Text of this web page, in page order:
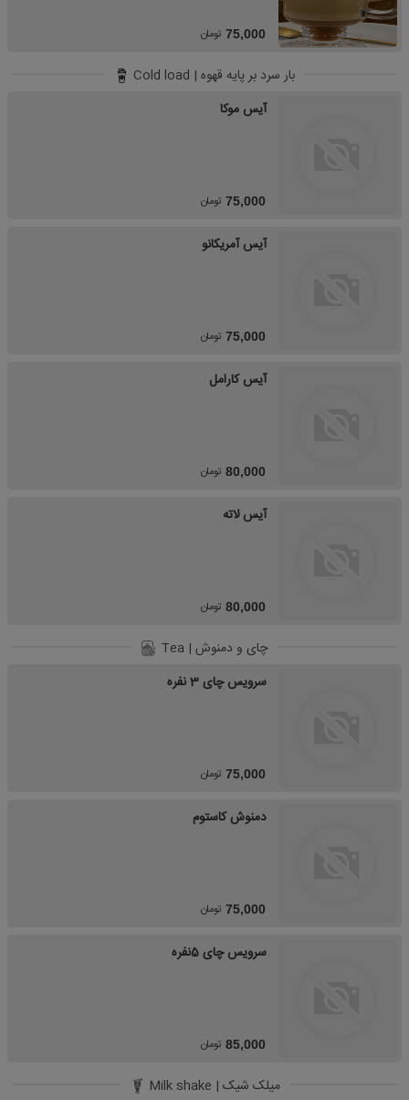
75,000 تومان
بار سرد بر پایه قهوه | Cold load
آیس موکا
75,000 تومان
آیس آمریکانو
75,000 تومان
آیس کارامل
80,000 تومان
آیس لاته
80,000 تومان
چای و دمنوش | Tea
سرویس چای 3 نفره
75,000 تومان
دمنوش کاستوم
75,000 تومان
سرویس چای 5نفره
85,000 تومان
میلک شیک | Milk shake